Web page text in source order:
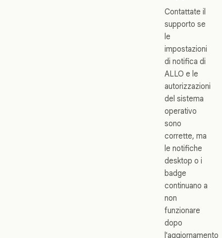
Contattate il
supporto se
le
impostazioni
di notifica di
ALLO e le
autorizzazioni
del sistema
operativo
sono
corrette, ma
le notifiche
desktop o i
badge
continuano a
non
funzionare
dopo
l'aggiornamento